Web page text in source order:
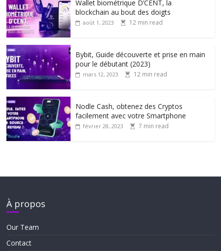
Wallet biométrique D’CENT, la
blockchain au bout des doigts
août 1, 2023 12 min read
Bybit, Guide découverte et prise en main
pour le débutant (2023)
mars 12, 2023 12 min read
Nodle Cash, obtenez des Cryptos
facilement avec votre Smartphone
février 28, 2023 7 min read
À propos
Our Team
Contact